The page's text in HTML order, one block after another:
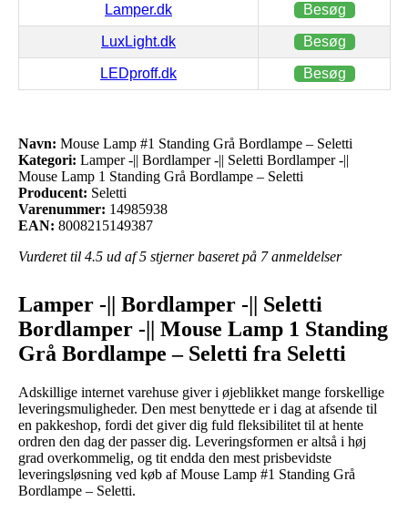
Lamper.dk Besøg
LuxLight.dk Besøg
LEDproff.dk Besøg
Navn: Mouse Lamp #1 Standing Grå Bordlampe – Seletti
Kategori: Lamper -|| Bordlamper -|| Seletti Bordlamper -||
Mouse Lamp 1 Standing Grå Bordlampe – Seletti
Producent: Seletti
Varenummer: 14985938
EAN: 8008215149387
Vurderet til 4.5 ud af 5 stjerner baseret på 7anmeldelser
Lamper -|| Bordlamper -|| Seletti
Bordlamper -|| Mouse Lamp 1 Standing
Grå Bordlampe – Seletti fra Seletti
Adskillige internet varehuse giver i øjeblikket mange forskellige
leveringsmuligheder. Den mest benyttede er i dag at afsende til
en pakkeshop, fordi det giver dig fuld fleksibilitet til at hente
ordren den dag der passer dig. Leveringsformen er altså i høj
grad overkommelig, og tit endda den mest prisbevidste
leveringsløsning ved køb af Mouse Lamp #1 Standing Grå
Bordlampe – Seletti.